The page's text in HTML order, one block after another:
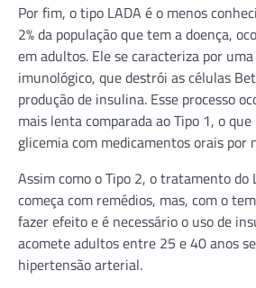
Por fim, o tipo LADA é o menos
2% da população que tem a doença,
em adultos. Ele se caracteriza por
imunológico, que destrói as células
produção de insulina. Esse processo
mais lenta comparada ao Tipo 1, o
glicemia com medicamentos orais por
Assim como o Tipo 2, o tratamento do
começa com remédios, mas, com o
fazer efeito e é necessário o uso de
acomete adultos entre 25 e 40 anos
hipertensão arterial.